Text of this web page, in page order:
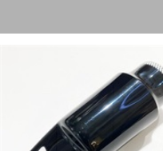
K&M
Kikutani
LA TROMBA LASKEY LB
Lily's tone
LOTUS